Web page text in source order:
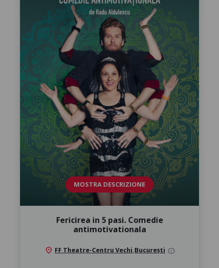
MOSTRA DESCRIZIONE
Fericirea in 5 pasi. Comedie
antimotivationala
location_on FF Theatre-Centru Vechi,București info